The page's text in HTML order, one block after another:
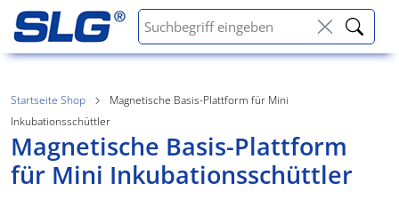
Startseite Shop
Magnetische Basis-Plattform für Mini
Inkubationsschüttler
Magnetische Basis-Plattform
für Mini Inkubationsschüttler